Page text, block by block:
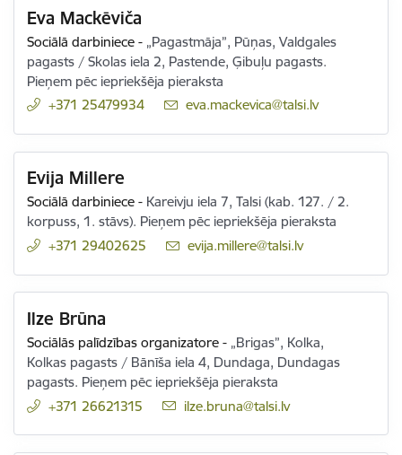
Eva Mackēviča
Sociālā darbiniece - „Pagastmāja”, Pūņas, Valdgales
pagasts / Skolas iela 2, Pastende, Ģibuļu pagasts.
Pieņem pēc iepriekšēja pieraksta
+371 25479934
E-pasts:
eva.mackevica@talsi.lv
Evija Millere
Sociālā darbiniece - Kareivju iela 7, Talsi (kab. 127. / 2.
korpuss, 1. stāvs). Pieņem pēc iepriekšēja pieraksta
+371 29402625
E-pasts:
evija.millere@talsi.lv
Ilze Brūna
Sociālās palīdzības organizatore - „Brigas”, Kolka,
Kolkas pagasts / Bānīša iela 4, Dundaga, Dundagas
pagasts. Pieņem pēc iepriekšēja pieraksta
+371 26621315
E-pasts:
ilze.bruna@talsi.lv